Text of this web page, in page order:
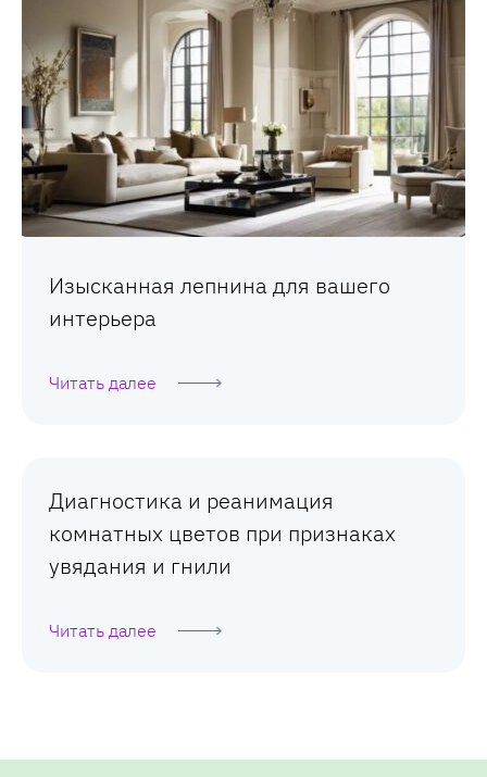
Изысканная лепнина для вашего
интерьера
Читать далее
Диагностика и реанимация
комнатных цветов при признаках
увядания и гнили
Читать далее